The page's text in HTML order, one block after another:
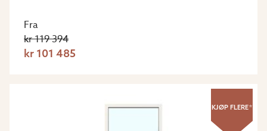
Fra
kr 119 394
kr 101 485
KJØP FLERE*